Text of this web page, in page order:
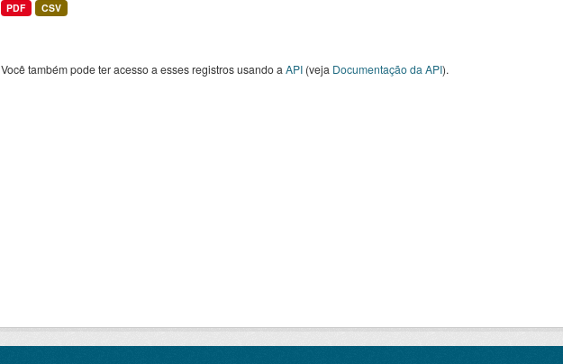
PDF CSV
Você também pode ter acesso a esses registros usando a API(veja Documentação da API).